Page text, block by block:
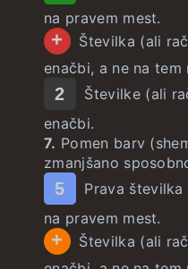
na pravem mest.
+
Številka (ali
enačbi, a ne na tem
2
Številke (ali
enačbi.
7. Pomen barv
zmanjšano
5
Prava
na pravem mest.
+
Številka (ali